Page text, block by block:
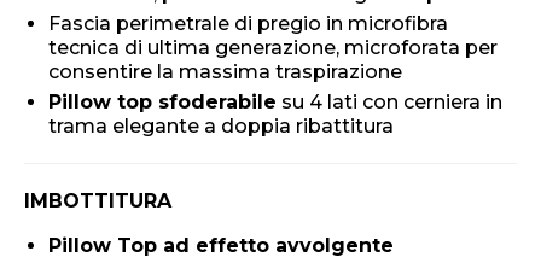
Fascia perimetrale di pregio in microfibra
tecnica di ultima generazione, microforata per
consentire la massima traspirazione
Pillow top sfoderabile su 4 lati con cerniera in
trama elegante a doppia ribattitura
IMBOTTITURA
Pillow Top ad effetto avvolgente